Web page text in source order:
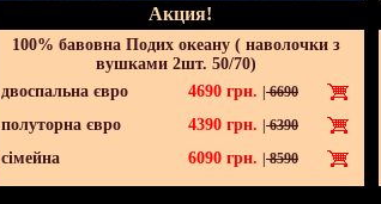
Акция!
100% бавовна Подих океану ( наволочки з
вушками 2шт. 50/70)
двоспальна євро
4690 грн. 6690
полуторна євро 4390 грн. 6390
сімейна 6090 грн. 8590